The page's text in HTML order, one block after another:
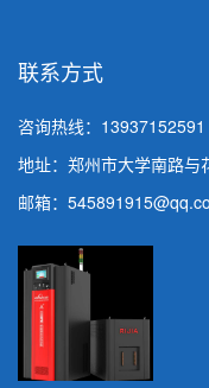
联系方式
咨询热线：
地址：郑州市大学南路
邮箱：